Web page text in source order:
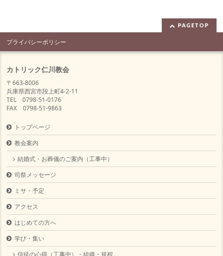
PAGETOP
プライバシーポリシー
カトリック仁川教会
〒663-8006
兵庫県西宮市段上町4-2-11
TEL 0798-51-0176
FAX 0798-51-9863
トップページ
教会案内
結婚式・お葬儀のご案内（工事中）
司祭メッセージ
ミサ・予定
アクセス
はじめての方へ
学び・集い
信徒の心得（工事中）・組織・規程